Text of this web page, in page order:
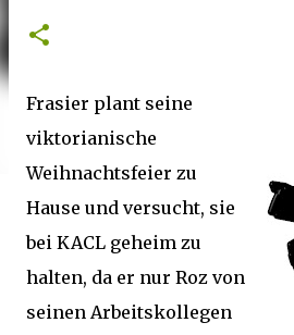
Frasier plant seine
viktorianische
Weihnachtsfeier zu
Hause und versucht, sie
bei KACL geheim zu
halten, da er nur Roz von
seinen Arbeitskollegen